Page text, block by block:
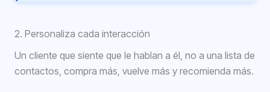
2. Personaliza cada interacción
Un cliente que siente que le hablan a él, no a una lista de
contactos, compra más, vuelve más y recomienda más.